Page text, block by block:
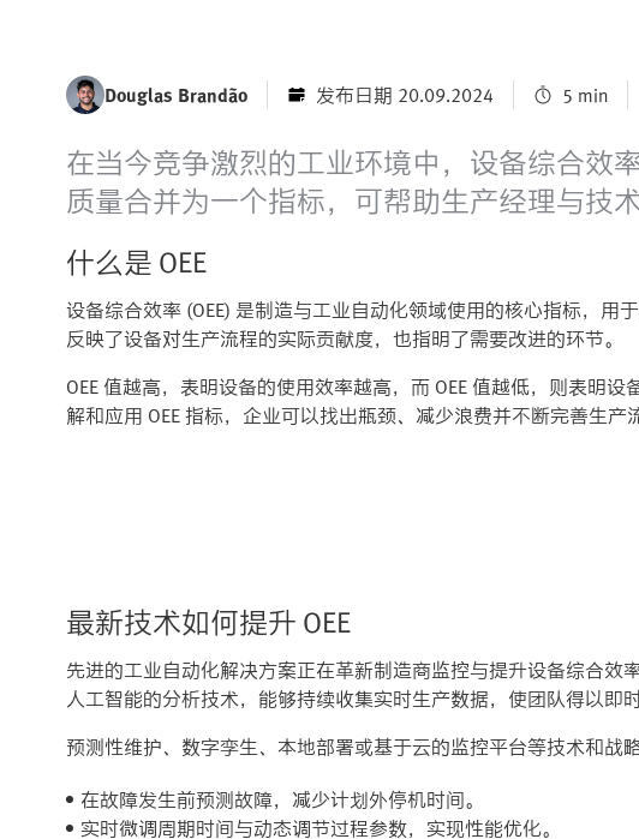
Douglas Brandão 发布日期 20.09.2024 5 min
在当今竞争激烈的工业环境中，设备综合效
质量合并为一个指标，可帮助生产经理与技
什么是 OEE
设备综合效率 (OEE) 是制造与工业自动化领域使用的核心指标，用
反映了设备对生产流程的实际贡献度，也指明了需要改进的环节。
OEE 值越高，表明设备的使用效率越高，而 OEE 值越低，则表明
解和应用 OEE 指标，企业可以找出瓶颈、减少浪费并不断完善生产
最新技术如何提升 OEE
先进的工业自动化解决方案正在革新制造商监控与提升设备综合效
人工智能的分析技术，能够持续收集实时生产数据，使团队得以即
预测性维护、数字孪生、本地部署或基于云的监控平台等技术和战略
在故障发生前预测故障，减少计划外停机时间。
实时微调周期时间与动态调节过程参数，实现性能优化。